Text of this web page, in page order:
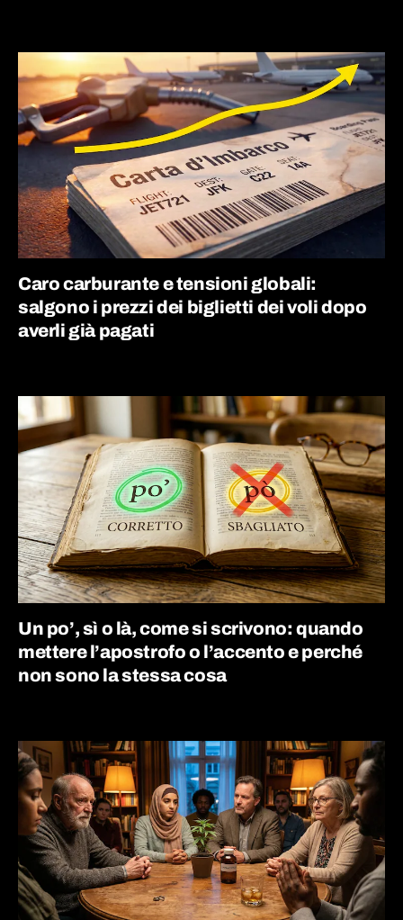
Caro carburante e tensioni globali:
salgono i prezzi dei biglietti dei voli dopo
averli già pagati
Un po’, sì o là, come si scrivono: quando
mettere l’apostrofo o l’accento e perché
non sono la stessa cosa